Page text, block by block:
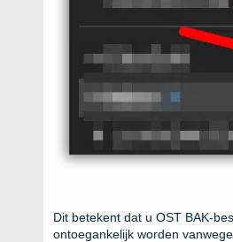
Dit betekent dat u OST BAK-
ontoegankelijk worden